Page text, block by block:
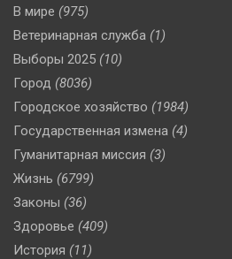
В мире (975)
Ветеринарная служба (1)
Выборы 2025 (10)
Город (8036)
Городское хозяйство (1984)
Государственная измена (4)
Гуманитарная миссия (3)
Жизнь (6799)
Законы (36)
Здоровье (409)
История (11)